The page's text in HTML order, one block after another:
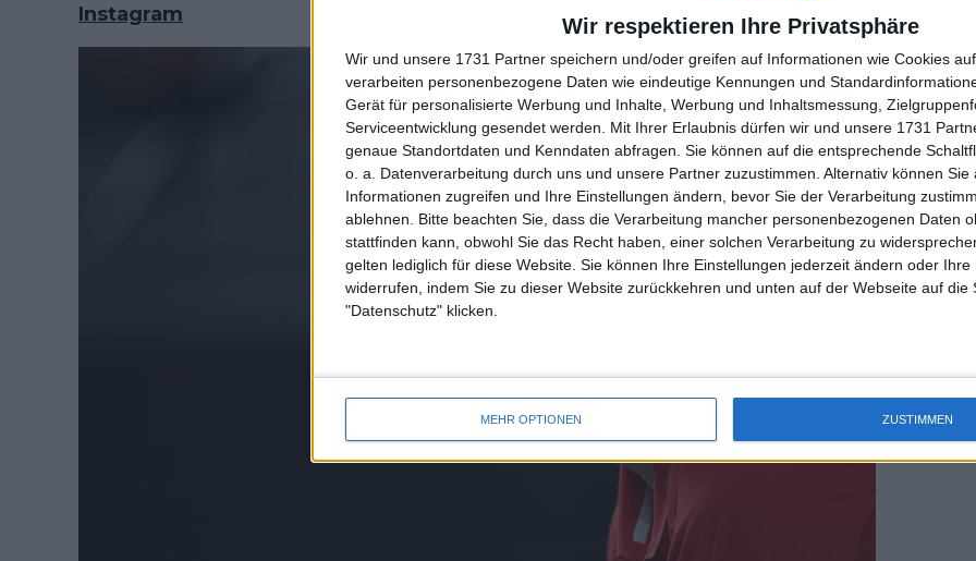
Wir respektieren Ihre Privatsphäre
Wir und unsere 1731 Partner speichern und/oder greifen auf Informationen wie Cookies
verarbeiten personenbezogene Daten wie eindeutige Kennungen und
Gerät für personalisierte Werbung und Inhalte, Werbung und Inhaltsmessung,
Serviceentwicklung gesendet werden. Mit Ihrer Erlaubnis dürfen wir und unsere 1731
genaue Standortdaten und Kenndaten abfragen. Sie können auf die entsprechende
o. a. Datenverarbeitung durch uns und unsere Partner zuzustimmen. Alternativ können Sie
Informationen zugreifen und Ihre Einstellungen ändern, bevor Sie der Verarbeitung
ablehnen. Bitte beachten Sie, dass die Verarbeitung mancher personenbezogenen Daten
stattfinden kann, obwohl Sie das Recht haben, einer solchen Verarbeitung zu
gelten lediglich für diese Website. Sie können Ihre Einstellungen jederzeit ändern oder Ihre
widerrufen, indem Sie zu dieser Website zurückkehren und unten auf der Webseite auf die
"Datenschutz" klicken.
MEHR OPTIONEN ZUSTIMMEN
Instagram
t,
B.
on
uss
mal
des
n
nt.
kel